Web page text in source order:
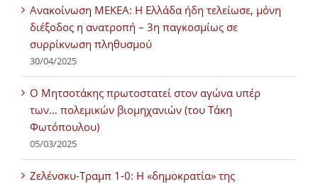
Ανακοίνωση ΜΕΚΕΑ: Η Ελλάδα ήδη τελείωσε, μόνη
διέξοδος η ανατροπή – 3η παγκοσμίως σε
συρρίκνωση πληθυσμού
30/04/2025
Ο Μητσοτάκης πρωτοστατεί στον αγώνα υπέρ
των… πολεμικών βιομηχανιών (του Τάκη
Φωτόπουλου)
05/03/2025
Ζελένσκυ-Τραμπ 1-0: Η «δημοκρατία» της